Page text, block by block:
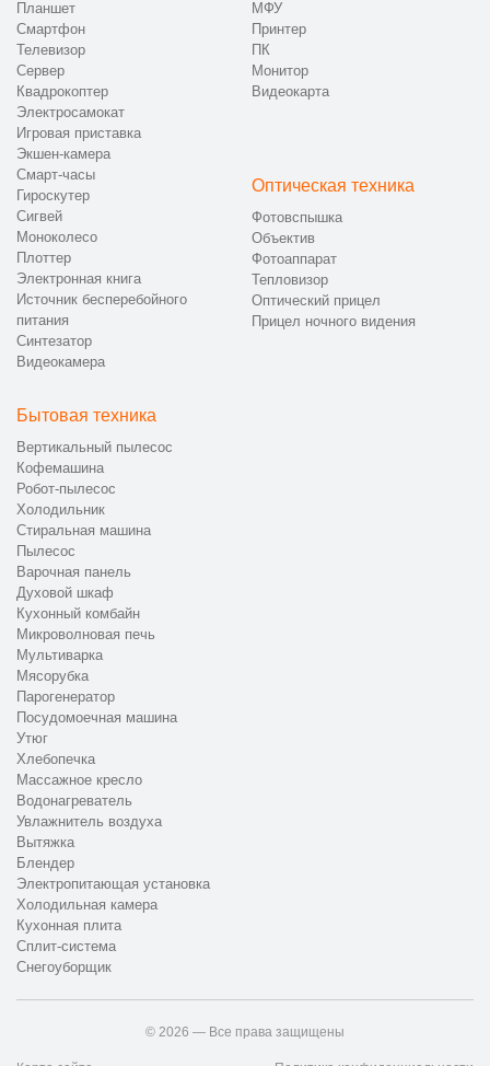
Планшет
Смартфон
Телевизор
Сервер
Квадрокоптер
Электросамокат
Игровая приставка
Экшен-камера
Смарт-часы
Гироскутер
Сигвей
Моноколесо
Плоттер
Электронная книга
Источник бесперебойного
питания
Синтезатор
Видеокамера
МФУ
Принтер
ПК
Монитор
Видеокарта
Оптическая техника
Фотовспышка
Объектив
Фотоаппарат
Тепловизор
Оптический прицел
Прицел ночного видения
Бытовая техника
Вертикальный пылесос
Кофемашина
Робот-пылесос
Холодильник
Стиральная машина
Пылесос
Варочная панель
Духовой шкаф
Кухонный комбайн
Микроволновая печь
Мультиварка
Мясорубка
Парогенератор
Посудомоечная машина
Утюг
Хлебопечка
Массажное кресло
Водонагреватель
Увлажнитель воздуха
Вытяжка
Блендер
Электропитающая установка
Холодильная камера
Кухонная плита
Сплит-система
Снегоуборщик
© 2026 — Все права защищены